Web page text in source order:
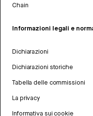
Chain
Informazioni legali e
Dichiarazioni
Dichiarazioni storiche
Tabella delle commissioni
La privacy
Informativa sui cookie